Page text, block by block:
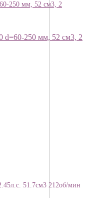
250 мм, 52 см3, 2
d=60-250 мм, 52 см3, 2
51.7см3 212об/мин